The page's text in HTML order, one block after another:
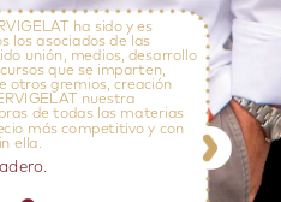
ha sido y es
los asociados de las
unión, medios, desarrollo
cursos que se imparten,
otros gremios, creación
nuestra
de todas las materias
más competitivo y con
ella.